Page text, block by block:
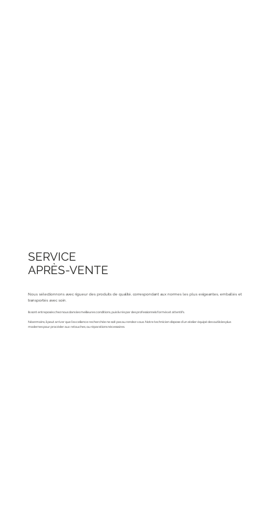
SERVICE
APRÈS-VENTE
Nous sélectionnons avec rigueur des produits de qualité, correspondant aux normes les plus exigeantes, emballés et
transportés avec soin.
Ils sont entreposés chez nous dans les meilleures conditions, puis livrés par des professionnels formés et attentifs.
Néanmoins, il peut arriver que l'excellence recherchée ne soit pas au rendez-vous. Notre technicien dispose d'un atelier équipé des outils les plus
modernes pour procéder aux retouches, ou réparations nécessaires.